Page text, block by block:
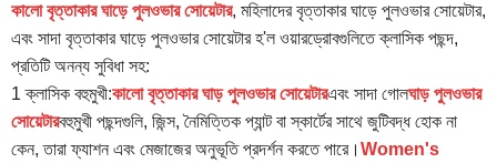
কালো বৃত্তাকার ঘাড়ে পুলওভার সোয়েটার, মহিলাদের বৃত্তাকার ঘাড়ে পুলওভার সোয়েটার,
এবং সাদা বৃত্তাকার ঘাড়ে পুলওভার সোয়েটার হ'ল ওয়ারড্রোবগুলিতে ক্লাসিক পছন্দ,
প্রতিটি অনন্য সুবিধা সহ:
1 ক্লাসিক বহুমুখী:কালো বৃত্তাকার ঘাড় পুলওভার সোয়েটারএবং সাদা গোলঘাড় পুলওভার
সোয়েটারবহুমুখী পছন্দগুলি, জিন্স, নৈমিত্তিক প্যান্ট বা স্কার্টের সাথে জুটিবদ্ধ হোক না
কেন, তারা ফ্যাশন এবং মেজাজের অনুভূতি প্রদর্শন করতে পারে। Women's